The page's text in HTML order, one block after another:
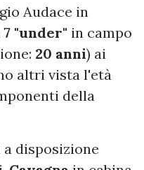
Audace in
7 "under" in campo
20 anni) ai
altri vista l'età
della
disposizione